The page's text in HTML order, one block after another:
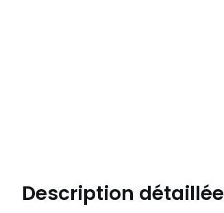
Description détaillée